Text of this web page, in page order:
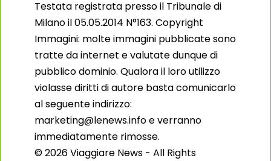
Testata registrata presso il Tribunale di
Milano il 05.05.2014 N°163. Copyright
Immagini: molte immagini pubblicate sono
tratte da internet e valutate dunque di
pubblico dominio. Qualora il loro utilizzo
violasse diritti di autore basta comunicarlo
al seguente indirizzo:
marketing@lenews.info e verranno
immediatamente rimosse.
© 2026 Viaggiare News - All Rights